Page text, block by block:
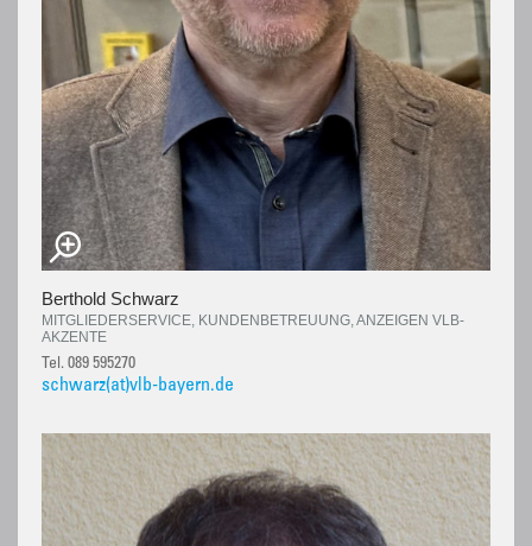
Berthold Schwarz
MITGLIEDERSERVICE, KUNDENBETREUUNG, ANZEIGEN VLB-
AKZENTE
Tel. 089 595270
schwarz(at)vlb-bayern.de